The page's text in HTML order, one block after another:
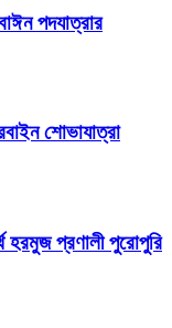
পদযাত্রার
শোভাযাত্রা
হরমুজ প্রণালী পুরোপুরি